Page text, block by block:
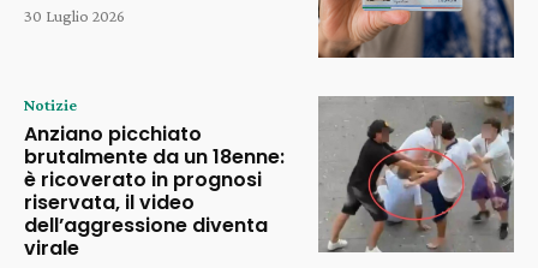
30 Luglio 2026
Notizie
Anziano picchiato
brutalmente da un 18enne:
è ricoverato in prognosi
riservata, il video
dell’aggressione diventa
virale